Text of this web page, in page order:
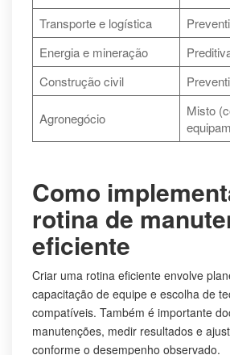
Transporte e logística
Energia e mineração
Construção civil
Agronegócio
Misto
Como
rotina de
eficiente
Criar uma rotina eficiente envolve
capacitação de equipe e escolha de
compatíveis. Também é importante
manutenções, medir resultados e
conforme o desempenho observado.